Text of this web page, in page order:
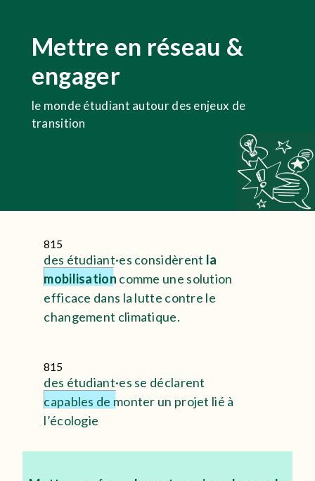
Mettre en réseau &
engager
le monde étudiant autour des enjeux de
transition
815
des étudiant·es considèrent la
mobilisation comme une solution
efficace dans la lutte contre le
changement climatique.
815
des étudiant·es se déclarent
capables de monter un projet lié à
l’écologie